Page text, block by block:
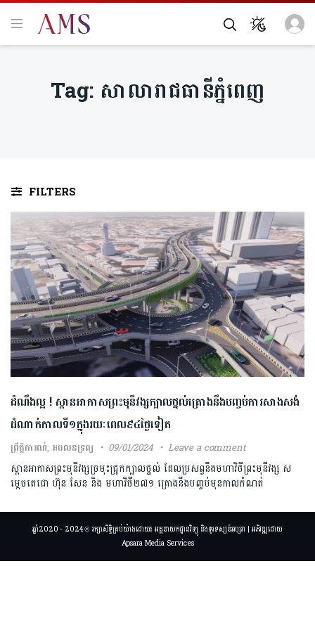
Tag: សាលារាជធានីភ្នំពេញ
FILTERS
ដំណឹងល្អ ! ស្ពានអាកាសព្រះមុនីវង្សក្បាលថ្នល់គ្រោងនឹងបញ្ចប់ការសាងសង់
ដំណាក់កាលទី១ក្នុងរយៈពេល៩៤ថ្ងៃទៀត
ព្រឹត្តិការណ៍, អចលនទ្រព្យ 09/01/2024 Leave a comment
ស្ពានអាកាសព្រះមុនីវង្សច្រមុះជ្រូកក្បាលថ្នល់ ដែលប្រសព្វនឹងមហាវិថីព្រះមុនីវង្ស ស
ម្តេចតេជោ ហ៊ុន សែន និង មហាវិថី២៧១ គ្រោងនឹងបញ្ចប់មុនកាលកំណត់
ឆ្នាំ2020 - 2024 © រក្សាសិទ្ធិគ្រប់យ៉ាងដោយ៖ អគ្គនាយកដ្ឋានវិទ្យុ និងទូរទស្សន៍អប្សរា | អភិវឌ្ឍដោយ
Apsara Media Services